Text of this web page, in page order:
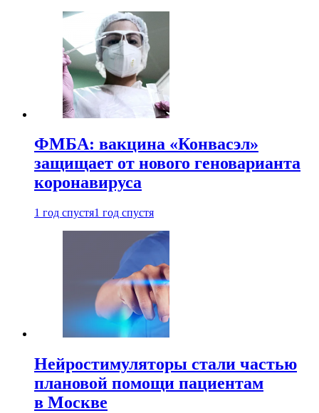
ФМБА: вакцина «Конвасэл»
защищает от нового геноварианта
коронавируса
1 год спустя1 год спустя
Нейростимуляторы стали частью
плановой помощи пациентам
в Москве